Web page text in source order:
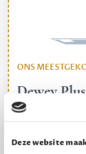
Deze website
ONS
Dewey Plus
Een originele
halen.
12,50 per